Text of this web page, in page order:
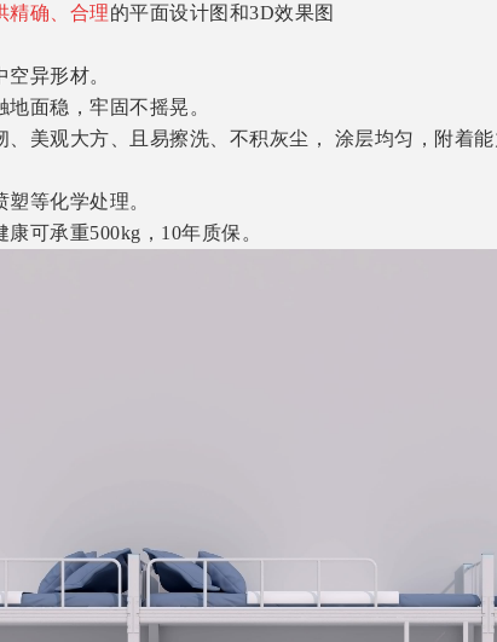
精确、合理的平面设计图和3D效果图
异形材。
面稳，牢固不摇晃。
美观大方、且易擦洗、不积灰尘， 涂层均匀，附着
等化学处理。
可承重500kg，10年质保。